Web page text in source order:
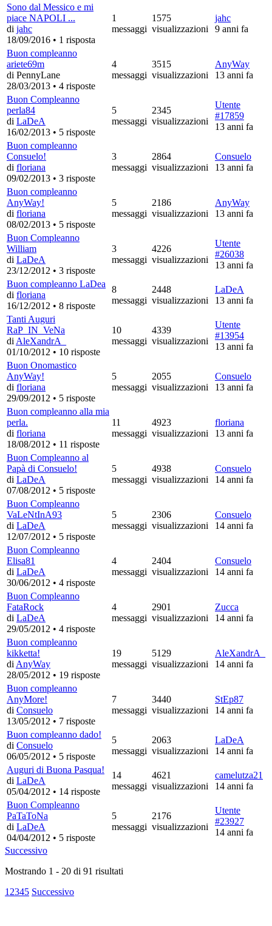
Sono dal Messico e mi
piace NAPOLI ...
di jahc
18/09/2016 • 1 risposta
1
messaggi
1575
visualizzazioni
jahc
9 anni fa
Buon compleanno
ariete69m
di PennyLane
28/03/2013 • 4 risposte
4
messaggi
3515
visualizzazioni
AnyWay
13 anni fa
Buon Compleanno
perla84
di LaDeA
16/02/2013 • 5 risposte
5
messaggi
2345
visualizzazioni
Utente
#17859
13 anni fa
Buon compleanno
Consuelo!
di floriana
09/02/2013 • 3 risposte
3
messaggi
2864
visualizzazioni
Consuelo
13 anni fa
Buon compleanno
AnyWay!
di floriana
08/02/2013 • 5 risposte
5
messaggi
2186
visualizzazioni
AnyWay
13 anni fa
Buon Compleanno
William
di LaDeA
23/12/2012 • 3 risposte
3
messaggi
4226
visualizzazioni
Utente
#26038
13 anni fa
Buon compleanno LaDea
di floriana
16/12/2012 • 8 risposte
8
messaggi
2448
visualizzazioni
LaDeA
13 anni fa
Tanti Auguri
RaP_IN_VeNa
di AleXandrA_
01/10/2012 • 10 risposte
10
messaggi
4339
visualizzazioni
Utente
#13954
13 anni fa
Buon Onomastico
AnyWay!
di floriana
29/09/2012 • 5 risposte
5
messaggi
2055
visualizzazioni
Consuelo
13 anni fa
Buon compleanno alla mia
perla.
di floriana
18/08/2012 • 11 risposte
11
messaggi
4923
visualizzazioni
floriana
13 anni fa
Buon Compleanno al
Papà di Consuelo!
di LaDeA
07/08/2012 • 5 risposte
5
messaggi
4938
visualizzazioni
Consuelo
14 anni fa
Buon Compleanno
VaLeNtInA93
di LaDeA
12/07/2012 • 5 risposte
5
messaggi
2306
visualizzazioni
Consuelo
14 anni fa
Buon Compleanno
Elisa81
di LaDeA
30/06/2012 • 4 risposte
4
messaggi
2404
visualizzazioni
Consuelo
14 anni fa
Buon Compleanno
FataRock
di LaDeA
29/05/2012 • 4 risposte
4
messaggi
2901
visualizzazioni
Zucca
14 anni fa
Buon compleanno
kikketta!
di AnyWay
28/05/2012 • 19 risposte
19
messaggi
5129
visualizzazioni
AleXandrA_
14 anni fa
Buon compleanno
AnyMore!
di Consuelo
13/05/2012 • 7 risposte
7
messaggi
3440
visualizzazioni
StEp87
14 anni fa
Buon compleanno dado!
di Consuelo
06/05/2012 • 5 risposte
5
messaggi
2063
visualizzazioni
LaDeA
14 anni fa
Auguri di Buona Pasqua!
di LaDeA
05/04/2012 • 14 risposte
14
messaggi
4621
visualizzazioni
camelutza21
14 anni fa
Buon Compleanno
PaTaToNa
di LaDeA
04/04/2012 • 5 risposte
5
messaggi
2176
visualizzazioni
Utente
#23927
14 anni fa
Successivo
Mostrando 1 - 20 di 91 risultati
1 2345 Successivo